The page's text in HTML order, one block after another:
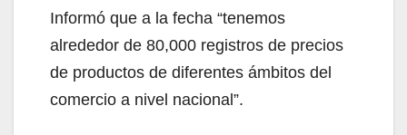
Informó que a la fecha “tenemos
alrededor de 80,000 registros de precios
de productos de diferentes ámbitos del
comercio a nivel nacional”.